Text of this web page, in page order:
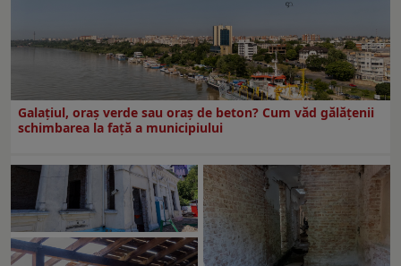
Galațiul, oraș verde sau oraș de beton? Cum văd gălățenii
schimbarea la față a municipiului